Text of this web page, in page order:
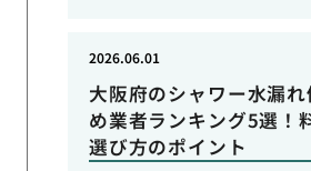
大阪府のシャワー水漏
め業者ランキング5選！
選び方のポイント
2026.06.01